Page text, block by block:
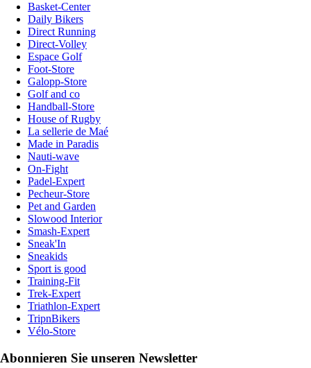
Basket-Center
Daily Bikers
Direct Running
Direct-Volley
Espace Golf
Foot-Store
Galopp-Store
Golf and co
Handball-Store
House of Rugby
La sellerie de Maé
Made in Paradis
Nauti-wave
On-Fight
Padel-Expert
Pecheur-Store
Pet and Garden
Slowood Interior
Smash-Expert
Sneak'In
Sneakids
Sport is good
Training-Fit
Trek-Expert
Triathlon-Expert
TripnBikers
Vélo-Store
Abonnieren Sie unseren Newsletter